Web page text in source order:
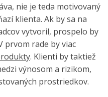
nie je teda motivovaný
klienta. Ak by sa na
vytvoril, prospelo by
prvom rade by viac
. Klienti by taktiež
výnosom a rizikom,
prostriedkov.